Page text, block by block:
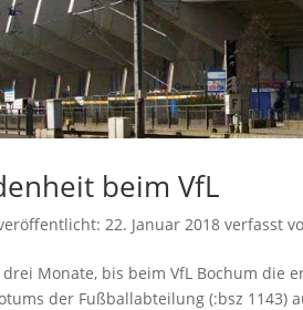
beim VfL
22. Januar 2018 verfasst
Monate, bis beim VfL Bochum die
der Fußballabteilung (:bsz